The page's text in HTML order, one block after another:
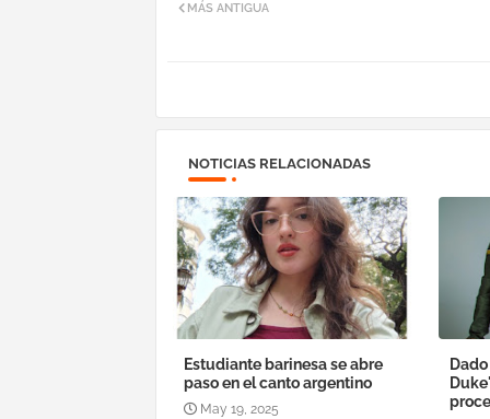
MÁS ANTIGUA
NOTICIAS RELACIONADAS
Estudiante barinesa se abre
paso en el canto argentino
May 19, 2025